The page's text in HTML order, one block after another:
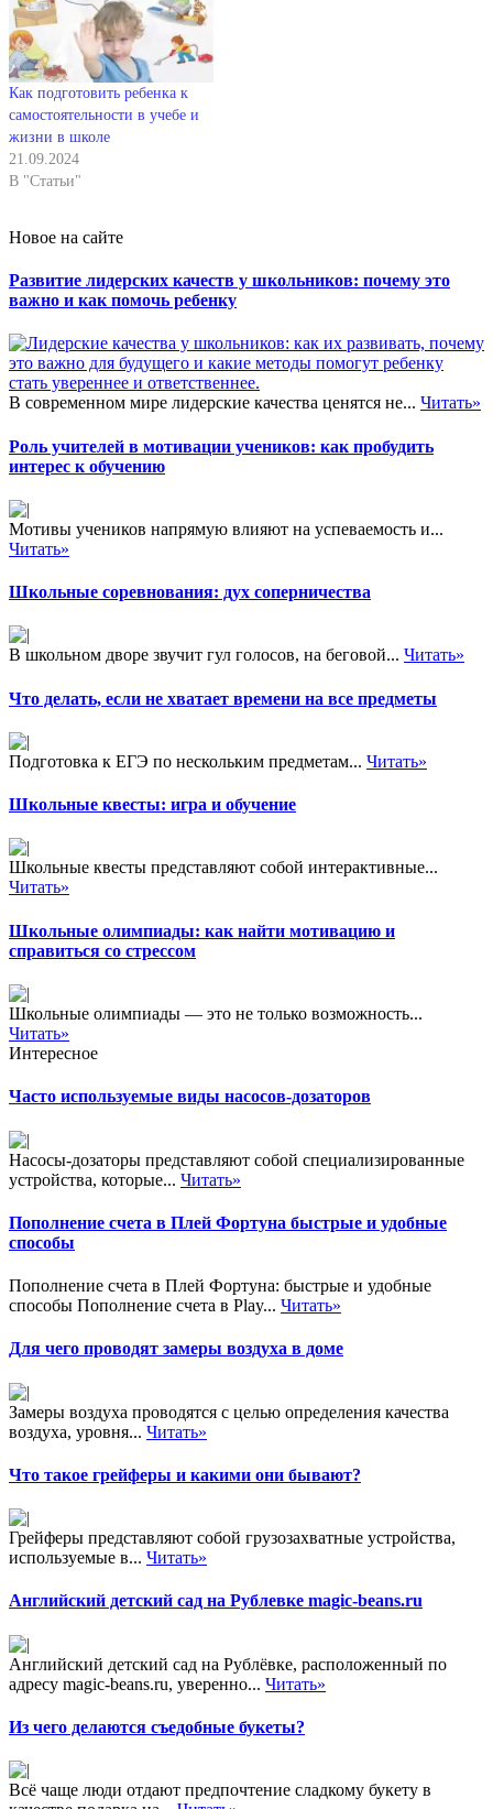
Как подготовить ребенка к
самостоятельности в учебе и
жизни в школе
21.09.2024
В "Статьи"
Новое на сайте
Развитие лидерских качеств у школьников: почему это
важно и как помочь ребенку
В современном мире лидерские качества ценятся не... Читать»
Роль учителей в мотивации учеников: как пробудить
интерес к обучению
Мотивы учеников напрямую влияют на успеваемость и...
Читать»
Школьные соревнования: дух соперничества
В школьном дворе звучит гул голосов, на беговой... Читать»
Что делать, если не хватает времени на все предметы
Подготовка к ЕГЭ по нескольким предметам... Читать»
Школьные квесты: игра и обучение
Школьные квесты представляют собой интерактивные...
Читать»
Школьные олимпиады: как найти мотивацию и
справиться со стрессом
Школьные олимпиады — это не только возможность...
Читать»
Интересное
Часто используемые виды насосов-дозаторов
Насосы-дозаторы представляют собой специализированные
устройства, которые... Читать»
Пополнение счета в Плей Фортуна быстрые и удобные
способы
Пополнение счета в Плей Фортуна: быстрые и удобные
способы Пополнение счета в Play... Читать»
Для чего проводят замеры воздуха в доме
Замеры воздуха проводятся с целью определения качества
воздуха, уровня... Читать»
Что такое грейферы и какими они бывают?
Грейферы представляют собой грузозахватные устройства,
используемые в... Читать»
Английский детский сад на Рублевке magic-beans.ru
Английский детский сад на Рублёвке, расположенный по
адресу magic-beans.ru, уверенно... Читать»
Из чего делаются съедобные букеты?
Всё чаще люди отдают предпочтение сладкому букету в